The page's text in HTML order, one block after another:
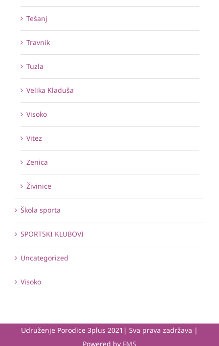
Tešanj
Travnik
Tuzla
Velika Kladuša
Visoko
Vitez
Zenica
Živinice
Škola sporta
SPORTSKI KLUBOVI
Uncategorized
Visoko
Udruženje Porodice 3plus 2021| Sva prava zadržava |
Powered by FMS